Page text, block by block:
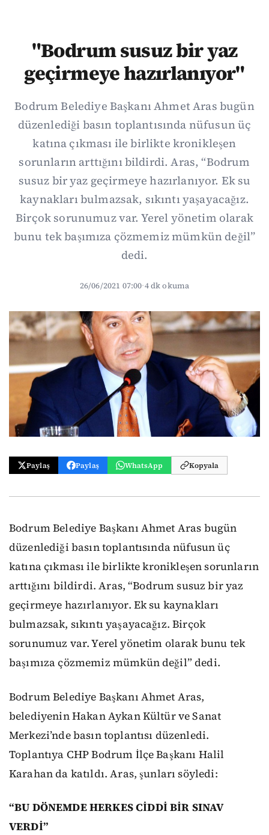
"Bodrum susuz bir yaz
geçirmeye hazırlanıyor"
Bodrum Belediye Başkanı Ahmet Aras bugün
düzenlediği basın toplantısında nüfusun üç
katına çıkması ile birlikte kronikleşen
sorunların arttığını bildirdi. Aras, “Bodrum
susuz bir yaz geçirmeye hazırlanıyor. Ek su
kaynakları bulmazsak, sıkıntı yaşayacağız.
Birçok sorunumuz var. Yerel yönetim olarak
bunu tek başımıza çözmemiz mümkün değil”
dedi.
26/06/2021 07:00·4 dk okuma
Paylaş Paylaş WhatsApp Kopyala
Bodrum Belediye Başkanı Ahmet Aras bugün
düzenlediği basın toplantısında nüfusun üç
katına çıkması ile birlikte kronikleşen sorunların
arttığını bildirdi. Aras, “Bodrum susuz bir yaz
geçirmeye hazırlanıyor. Ek su kaynakları
bulmazsak, sıkıntı yaşayacağız. Birçok
sorunumuz var. Yerel yönetim olarak bunu tek
başımıza çözmemiz mümkün değil” dedi.
Bodrum Belediye Başkanı Ahmet Aras,
belediyenin Hakan Aykan Kültür ve Sanat
Merkezi’nde basın toplantısı düzenledi.
Toplantıya CHP Bodrum İlçe Başkanı Halil
Karahan da katıldı. Aras, şunları söyledi:
“BU DÖNEMDE HERKES CİDDİ BİR SINAV
VERDİ”